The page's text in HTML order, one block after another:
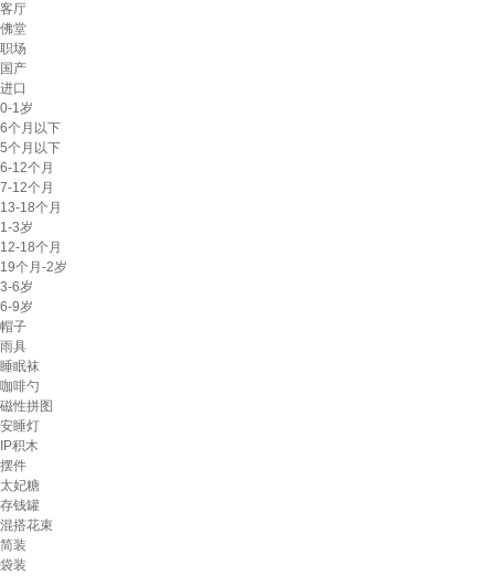
客厅
佛堂
职场
国产
进口
0-1岁
6个月以下
5个月以下
6-12个月
7-12个月
13-18个月
1-3岁
12-18个月
19个月-2岁
3-6岁
6-9岁
帽子
雨具
睡眠袜
咖啡勺
磁性拼图
安睡灯
IP积木
摆件
太妃糖
存钱罐
混搭花束
简装
袋装